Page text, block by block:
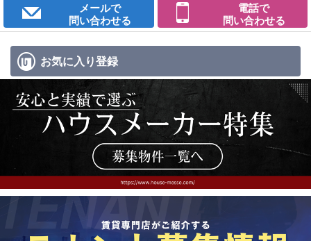
メールで
問い合わせる
電話で
問い合わせる
お気に入り登録